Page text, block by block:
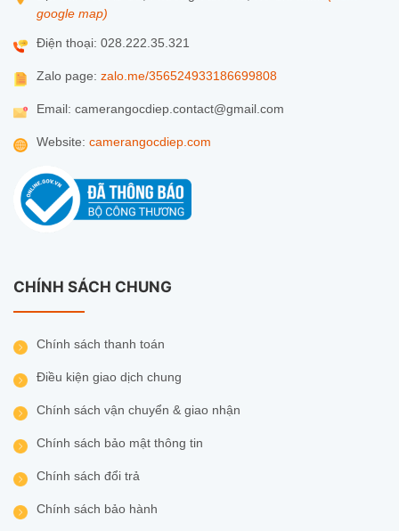
Sản phẩm chính hãng EZVIZ
Hỗ trợ lắp đặt tận nơivà hướng dẫn sử
Giá tốt nhấtkèm nhiều quà tặng khuyến
Liên hệ mua hàng:
📞
🌐Website: camerangocdiep.com
💡Hãy bảo vệ ngôi nhà của bạn ngay hôm nay
google map)
Điện thoại: 028.222.35.321
Zalo page: zalo.me/356524933186699808
Email: camerangocdiep.contact@gmail.com
Website: camerangocdiep.com
CHÍNH SÁCH CHUNG
Chính sách thanh toán
Điều kiện giao dịch chung
Chính sách vận chuyển & giao nhận
Chính sách bảo mật thông tin
Chính sách đổi trả
Chính sách bảo hành